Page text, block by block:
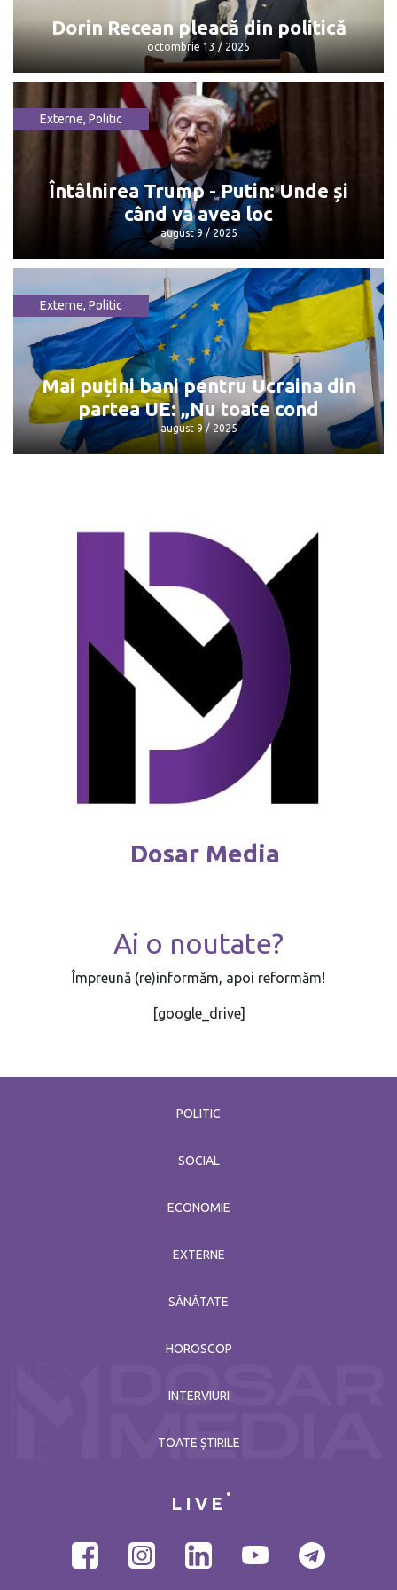
Dorin Recean pleacă din politică
octombrie 13 / 2025
Dorin Recean pleacă din politică
octombrie 13 / 2025
Externe, Politic
Întâlnirea Trump - Putin: Unde și
când va avea loc
august 9 / 2025
Întâlnirea Trump - Putin: Unde și când
va avea loc
august 9 / 2025
Externe, Politic
Mai puțini bani pentru Ucraina din
partea UE: „Nu toate cond
august 9 / 2025
Mai puțini bani pentru Ucraina din
partea UE: „Nu toate cond
Dosar Media
Ai o noutate?
Împreună (re)informăm, apoi reformăm!
[google_drive]
POLITIC
SOCIAL
ECONOMIE
EXTERNE
SĂNĂTATE
HOROSCOP
INTERVIURI
TOATE ȘTIRILE
LIVE